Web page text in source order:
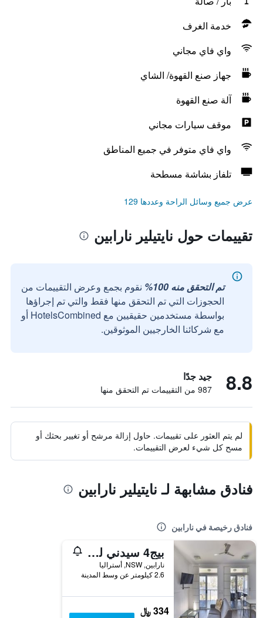
خدمة الغرف
واي فاي مجاني
جهاز صنع القهوة/ الشاي
آلة صنع القهوة
موقف سيارات مجاني
واي فاي متوفر في جميع المناطق
تلفاز بشاشة مسطحة
عرض جميع وسائل الراحة وعددها 129
تقييمات حول نايتيلير نارابين
تم التحقق منه 100%
نقوم بجمع وعرض التقييمات من
الحجوزات التي تم التحقق منها فقط والتي تم إجراؤها
بواسطة مستخدمين حقيقيين مع HotelsCombined أو
مع شركائنا الخارجيين الموثوقين.
8.8 جيد جدًا
987 من التقييمات تم التحقق منها
لم يتم العثور على تقييمات. حاول إزالة مرشح أو تغيير بحثك أو
مسح كل شيء لعرض التقييمات.
فنادق مشابهة لـ نايتيلير نارابين
فنادق رخيصة في نارابين
بيج4 سيدني ليك سايد هوليداي بارك
نارابين, NSW, أستراليا
2.6 كيلومتر عن وسط المدينة
334 ﷼